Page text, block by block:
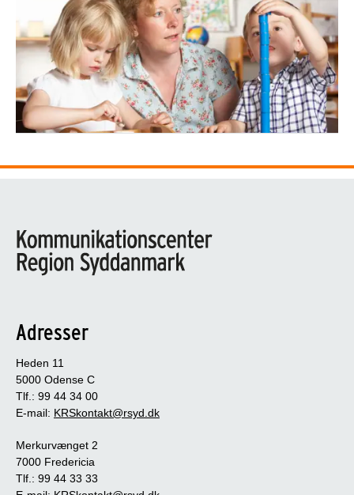
Adresser
Heden 11
5000 Odense C
Tlf.: 99 44 34 00
E-mail: KRSkontakt@rsyd.dk
Merkurvænget 2
7000 Fredericia
Tlf.: 99 44 33 33